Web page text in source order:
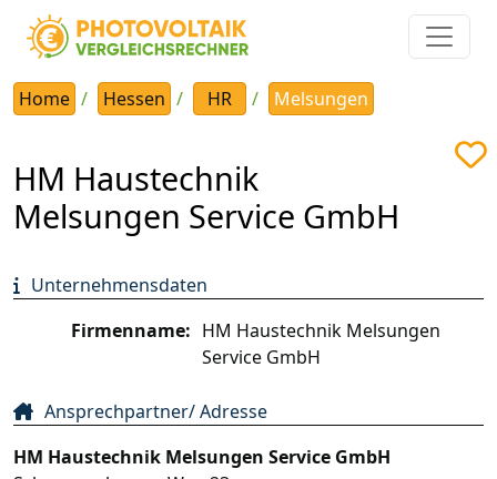
Home Hessen HR Melsungen
HM Haustechnik
Melsungen Service GmbH
Unternehmensdaten
Firmenname: HM Haustechnik Melsungen
Service GmbH
Ansprechpartner/ Adresse
HM Haustechnik Melsungen Service GmbH